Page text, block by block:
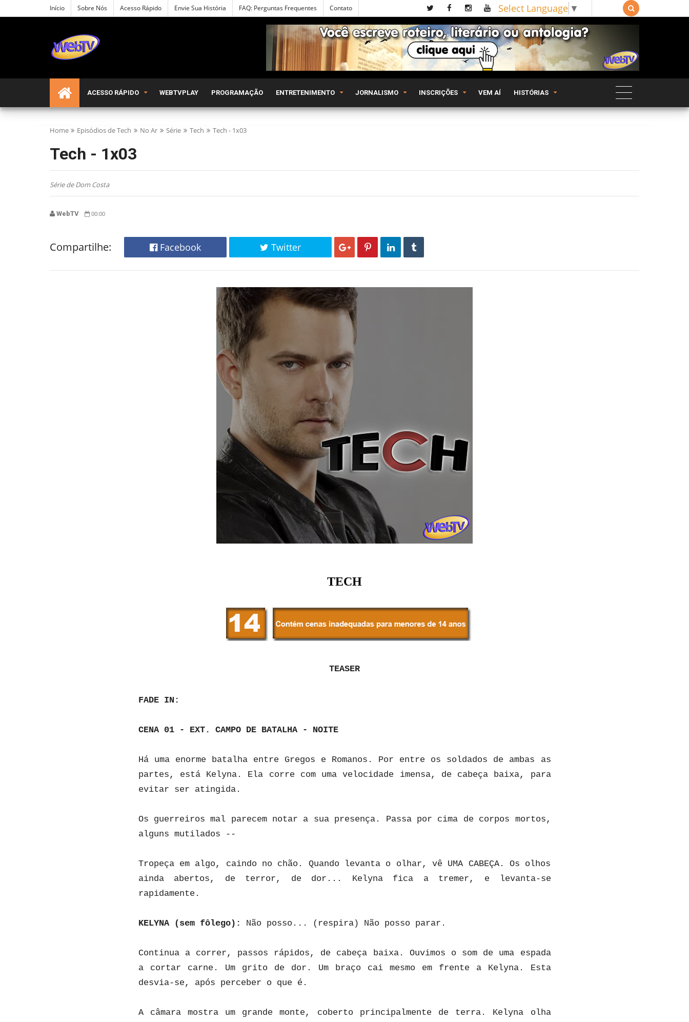
Início Sobre Nós Acesso Rápido Envie Sua História FAQ: Perguntas Frequentes Contato Select Language ▼ 
ACESSO RÁPIDO WEBTVPLAY PROGRAMAÇÃO ENTRETENIMENTO JORNALISMO INSCRIÇÕES VEM AÍ HISTÓRIAS
Home Episódios de Tech No Ar Série Tech Tech - 1x03
Tech - 1x03
Série de Dom Costa
WebTV 00:00
Compartilhe: Facebook Twitter
TECH
TEASER
FADE IN:
CENA 01 - EXT. CAMPO DE BATALHA - NOITE
Há uma enorme batalha entre Gregos e Romanos. Por entre os soldados de ambas as
partes, está Kelyna. Ela corre com uma velocidade imensa, de cabeça baixa, para
evitar ser atingida.
Os guerreiros mal parecem notar a sua presença. Passa por cima de corpos mortos,
alguns mutilados --
Tropeça em algo, caindo no chão. Quando levanta o olhar, vê UMA CABEÇA. Os olhos
ainda abertos, de terror, de dor... Kelyna fica a tremer, e levanta-se
rapidamente.
KELYNA (sem fôlego): Não posso... (respira) Não posso parar.
Continua a correr, passos rápidos, de cabeça baixa. Ouvimos o som de uma espada
a cortar carne. Um grito de dor. Um braço cai mesmo em frente a Kelyna. Esta
desvia-se, após perceber o que é.
A câmara mostra um grande monte, coberto principalmente de terra. Kelyna olha